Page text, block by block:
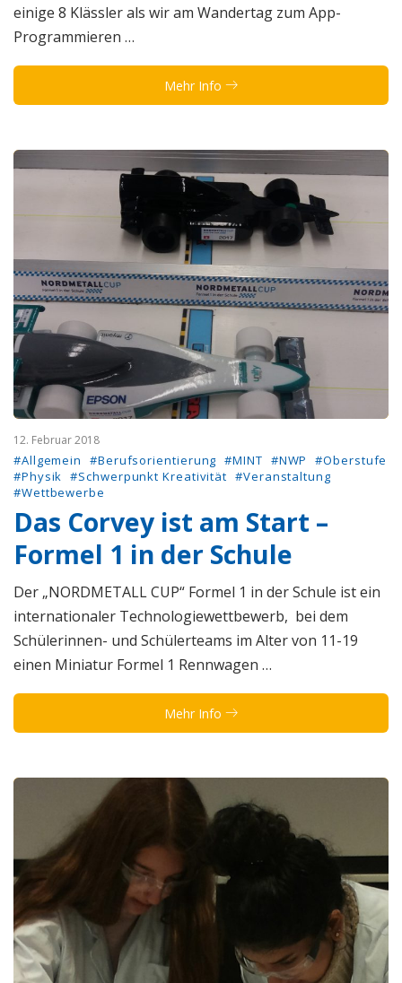
einige 8 Klässler als wir am Wandertag zum App-
Programmieren …
Mehr Info
12. Februar 2018
#Allgemein #Berufsorientierung #MINT #NWP
#Oberstufe
#Physik #Schwerpunkt Kreativität #Veranstaltung
#Wettbewerbe
Das Corvey ist am Start –
Formel 1 in der Schule
Der „NORDMETALL CUP“ Formel 1 in der Schule ist ein
internationaler Technologiewettbewerb, ​ bei dem
Schülerinnen- und Schülerteams im Alter von 11-19
einen ​Miniatur Formel 1 Rennwagen …
Mehr Info